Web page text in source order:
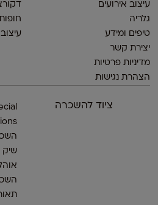
עיצוב אירועים
גלריה
טיפים ומידע
יצירת קשר
מדיניות פרטיות
הצהרת נגישות
ציוד להשכרה
שיק
עיצוב